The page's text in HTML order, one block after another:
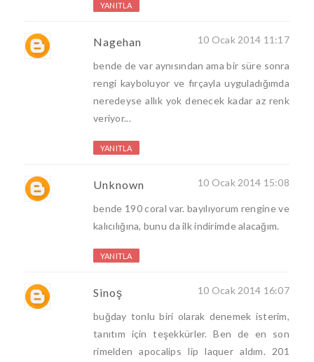
YANITLA
Nagehan 10 Ocak 2014 11:17
bende de var aynısından ama bir süre sonra
rengi kayboluyor ve fırçayla uyguladığımda
neredeyse allık yok denecek kadar az renk
veriyor...
YANITLA
Unknown 10 Ocak 2014 15:08
bende 190 coral var. bayılıyorum rengine ve
kalıcılığına, bunu da ilk indirimde alacağım.
YANITLA
Sinoş 10 Ocak 2014 16:07
buğday tonlu biri olarak denemek isterim,
tanıtım için teşekkürler. Ben de en son
rimelden apocalips lip laquer aldım. 201